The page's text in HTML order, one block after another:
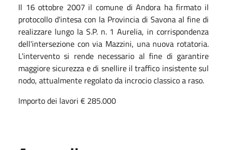
Il 16 ottobre 2007 il comune di Andora ha firmato il
protocollo d'intesa con la Provincia di Savona al fine di
realizzare lungo la S.P. n. 1 Aurelia, in corrispondenza
dell'intersezione con via Mazzini, una nuova rotatoria.
L'intervento si rende necessario al fine di garantire
maggiore sicurezza e di snellire il traffico insistente sul
nodo, attualmente regolato da incrocio classico a raso.
Importo dei lavori € 285.000